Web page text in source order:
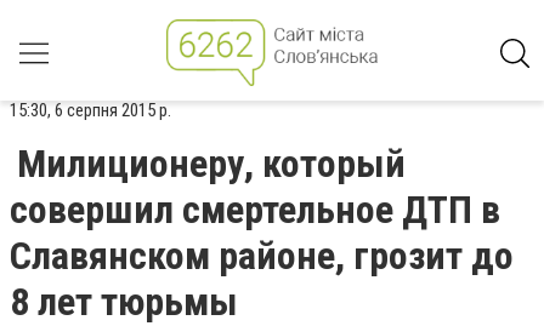
15:30, 6 серпня 2015 р.
Милиционеру, который
совершил смертельное ДТП в
Славянском районе, грозит до
8 лет тюрьмы